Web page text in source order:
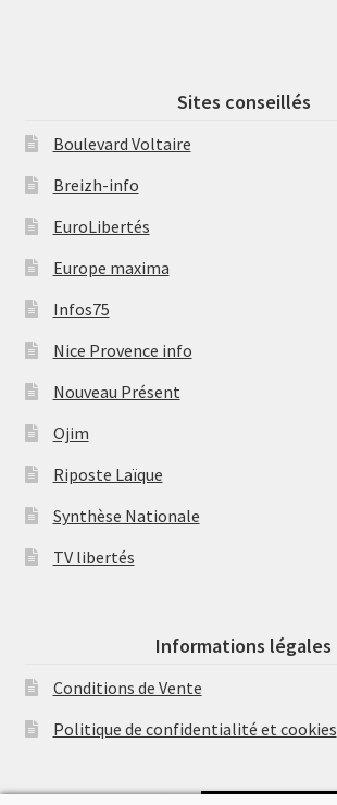
Sites conseillés
Boulevard Voltaire
Breizh-info
EuroLibertés
Europe maxima
Infos75
Nice Provence info
Nouveau Présent
Ojim
Riposte Laïque
Synthèse Nationale
TV libertés
Informations légales
Conditions de Vente
Politique de confidentialité et cookies